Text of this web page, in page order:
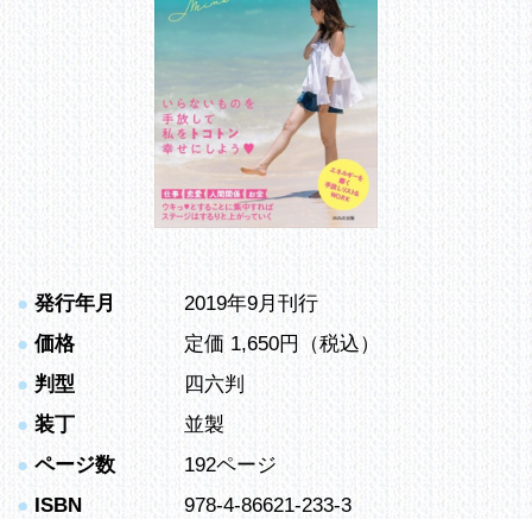
● 発行年月
2019年9月刊行
● 価格
定価 1,650円（税込）
● 判型
四六判
● 装丁
並製
● ページ数
192ページ
● ISBN 978-4-86621-233-3